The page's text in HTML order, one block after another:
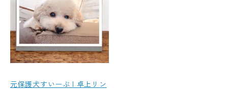
元保護犬すいーぶ | 卓上リン